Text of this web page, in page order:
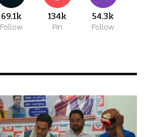
69.1k
Follow
134k
Pin
54.3k
Follow